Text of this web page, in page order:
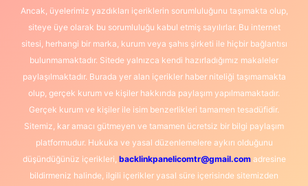
Ancak, üyelerimiz yazdıkları içeriklerin sorumluluğunu taşımakta olup,
siteye üye olarak bu sorumluluğu kabul etmiş sayılırlar. Bu internet
sitesi, herhangi bir marka, kurum veya şahıs şirketi ile hiçbir bağlantısı
bulunmamaktadır. Sitede yalnızca kendi hazırladığımız makaleler
paylaşılmaktadır. Burada yer alan içerikler haber niteliği taşımamakta
olup, gerçek kurum ve kişiler hakkında paylaşım yapılmamaktadır.
Gerçek kurum ve kişiler ile isim benzerlikleri tamamen tesadüfidir.
Sitemiz, kar amacı gütmeyen ve tamamen ücretsiz bir bilgi paylaşım
platformudur. Hukuka ve yasal düzenlemelere aykırı olduğunu
düşündüğünüz içerikleri, backlinkpanelicomtr@gmail.comadresine
bildirmeniz halinde, ilgili içerikler yasal süre içerisinde sitemizden